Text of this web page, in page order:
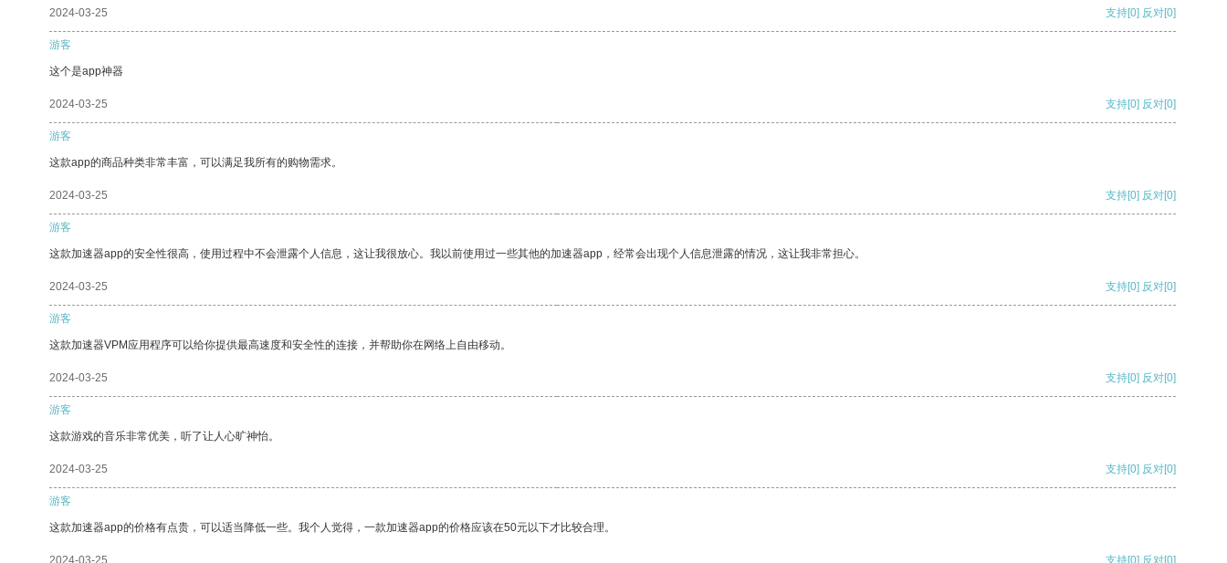
2024-03-25 支持[0] 反对[0]
游客
这个是app神器
2024-03-25 支持[0] 反对[0]
游客
这款app的商品种类非常丰富，可以满足我所有的购物需求。
2024-03-25 支持[0] 反对[0]
游客
这款加速器app的安全性很高，使用过程中不会泄露个人信息，这让我很放心。我以前使用过一些其他的加速器app，经常会出现个人信息泄露的情况，这让我非常担心。
2024-03-25 支持[0] 反对[0]
游客
这款加速器VPM应用程序可以给你提供最高速度和安全性的连接，并帮助你在网络上自由移动。
2024-03-25 支持[0] 反对[0]
游客
这款游戏的音乐非常优美，听了让人心旷神怡。
2024-03-25 支持[0] 反对[0]
游客
这款加速器app的价格有点贵，可以适当降低一些。我个人觉得，一款加速器app的价格应该在50元以下才比较合理。
2024-03-25 支持[0] 反对[0]